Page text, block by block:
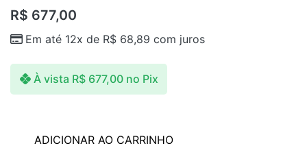
R$ 677,00
Em até 12x de R$ 68,89 com juros
À vista R$677,00 no Pix
ADICIONAR AO CARRINHO